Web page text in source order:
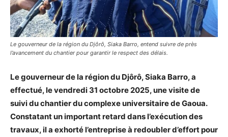
Le gouverneur de la région du Djôrô, Siaka Barro, entend suivre de près
l’avancement du chantier pour garantir le respect des délais.
Le gouverneur de la région du Djôrô, Siaka Barro, a
effectué, le vendredi 31 octobre 2025, une visite de
suivi du chantier du complexe universitaire de Gaoua.
Constatant un important retard dans l’exécution des
travaux, il a exhorté l’entreprise à redoubler d’effort pour